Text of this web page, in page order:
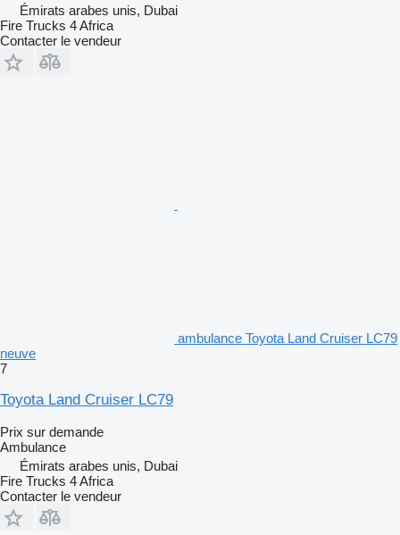
Émirats arabes unis, Dubai
Fire Trucks 4 Africa
Contacter le vendeur
ambulance Toyota Land Cruiser LC79
neuve
7
Toyota Land Cruiser LC79
Prix sur demande
Ambulance
Émirats arabes unis, Dubai
Fire Trucks 4 Africa
Contacter le vendeur